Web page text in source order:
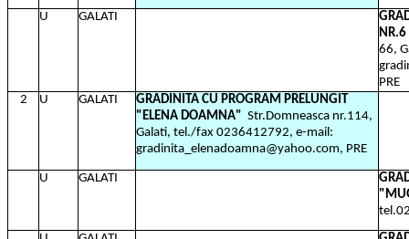
U
GALATI
NR.6
66,
PRE
2
U GALATI
GRADINITA CU PROGRAM PRELUNGIT
"ELENA DOAMNA" Str.Domneasca nr.114,
Galati, tel./fax 0236412792, e-mail:
gradinita_elenadoamna@yahoo.com, PRE
U GALATI